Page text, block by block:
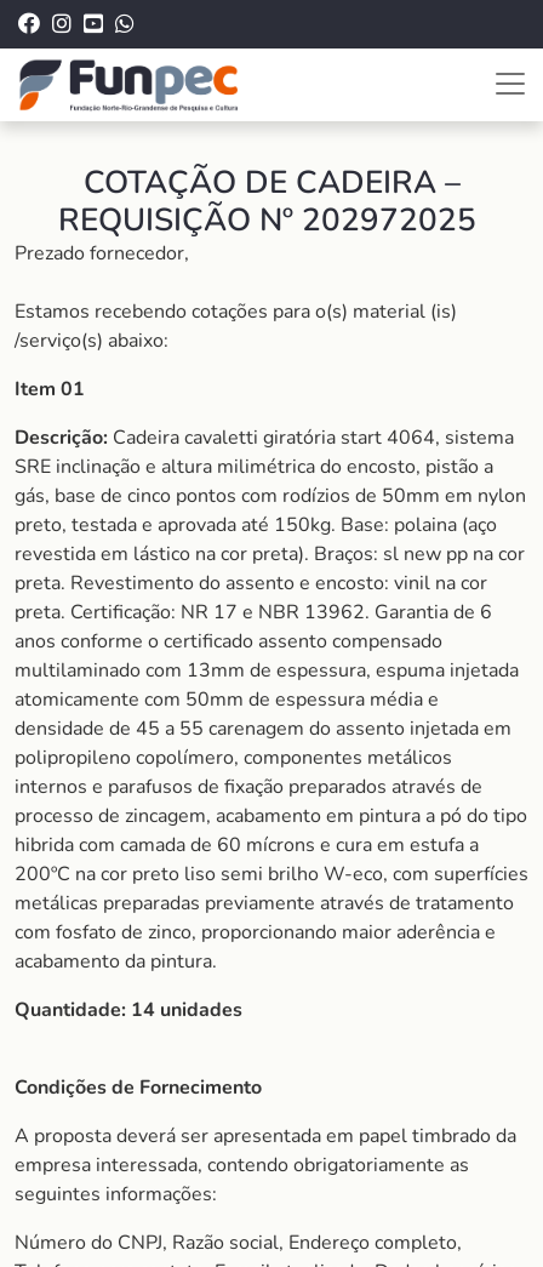
COTAÇÃO DE CADEIRA –
REQUISIÇÃO Nº 202972025
Prezado fornecedor,
Estamos recebendo cotações para o(s) material (is)
/serviço(s) abaixo:
Item 01
Descrição: Cadeira cavaletti giratória start 4064, sistema
SRE inclinação e altura milimétrica do encosto, pistão a
gás, base de cinco pontos com rodízios de 50mm em nylon
preto, testada e aprovada até 150kg. Base: polaina (aço
revestida em lástico na cor preta). Braços: sl new pp na cor
preta. Revestimento do assento e encosto: vinil na cor
preta. Certificação: NR 17 e NBR 13962. Garantia de 6
anos conforme o certificado assento compensado
multilaminado com 13mm de espessura, espuma injetada
atomicamente com 50mm de espessura média e
densidade de 45 a 55 carenagem do assento injetada em
polipropileno copolímero, componentes metálicos
internos e parafusos de fixação preparados através de
processo de zincagem, acabamento em pintura a pó do tipo
hibrida com camada de 60 mícrons e cura em estufa a
200ºC na cor preto liso semi brilho W-eco, com superfícies
metálicas preparadas previamente através de tratamento
com fosfato de zinco, proporcionando maior aderência e
acabamento da pintura.
Quantidade: 14 unidades
Condições de Fornecimento
A proposta deverá ser apresentada em papel timbrado da
empresa interessada, contendo obrigatoriamente as
seguintes informações:
Número do CNPJ, Razão social, Endereço completo,